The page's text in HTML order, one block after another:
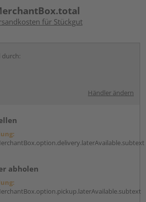
für Stückgut
durch:
Händler ändern
abholen